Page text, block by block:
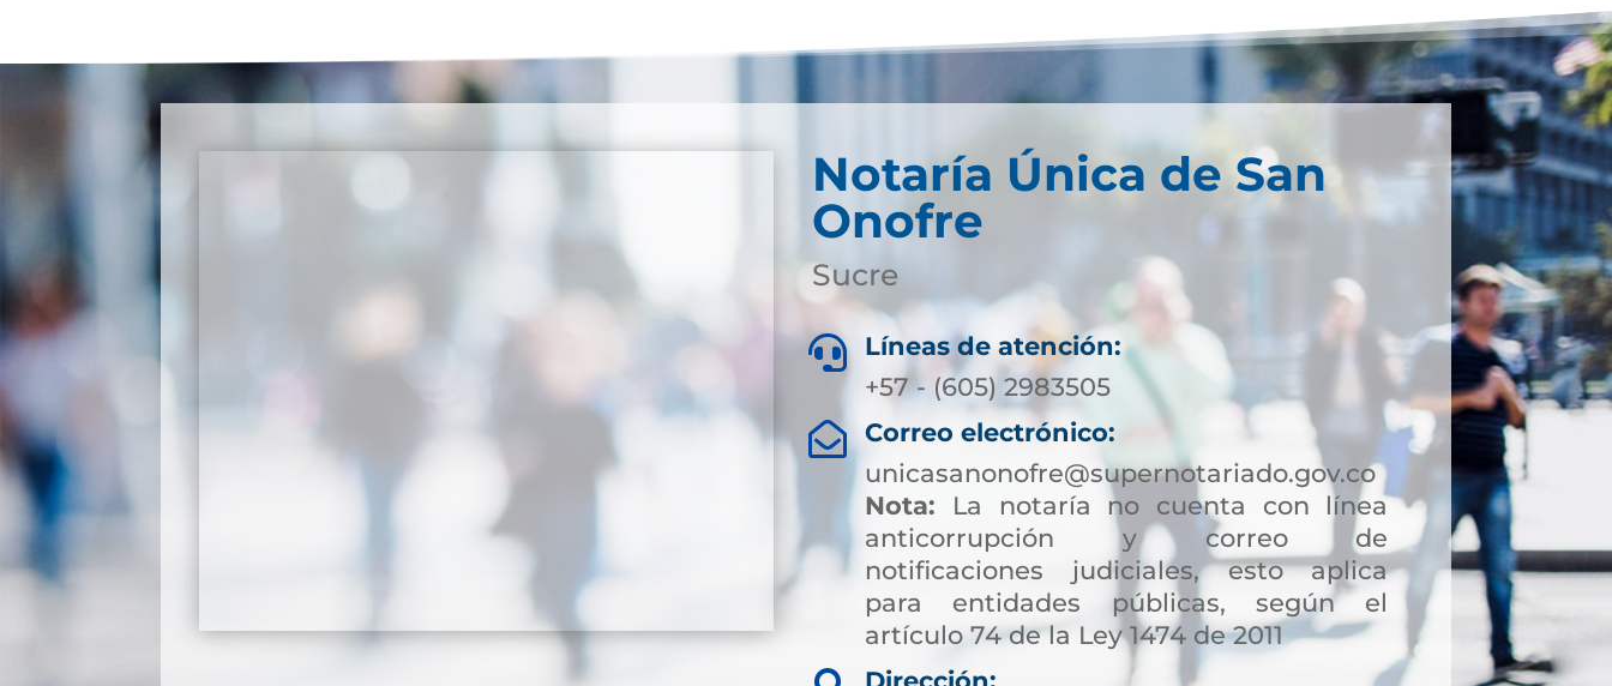
Notaría Única de San
Onofre
Sucre

Líneas de atención:
+57 - (605) 2983505

Correo electrónico:
unicasanonofre@supernotariado.gov.co
Nota: La notaría no cuenta con línea
anticorrupción y correo de
notificaciones judiciales, esto aplica
para entidades públicas, según el
artículo 74 de la Ley 1474 de 2011